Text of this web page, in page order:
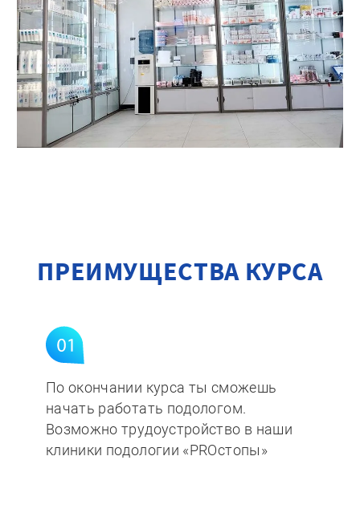
ПРЕИМУЩЕСТВА КУРСА
По окончании курса ты сможешь
начать работать подологом.
Возможно трудоустройство в наши
клиники подологии «PROстопы»